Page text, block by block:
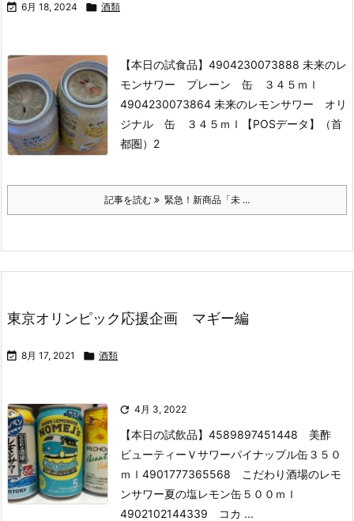
 6月 18, 2024  酒類
【本日の試食品】 4904230073888 未来のレ
モンサワー プレーン 缶 ３４５ｍｌ
4904230073864 未来のレモンサワー オリ
ジナル 缶 ３４５ｍｌ
【POSデータ】（首
都圏）2
記事を読む 緊急！新商品「未 ...
東京オリンピック応援企画 マギー編
 8月 17, 2021  酒類
 4月 3, 2022
【本日の試飲品】 4589897451448 美酢
ビューティーＶサワーパイナップル缶３５０
ｍｌ 4901777365568 こだわり酒場のレモ
ンサワー夏の塩レモン缶５００ｍｌ
4902102144339 コカ ...